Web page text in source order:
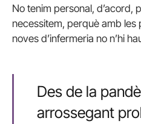
No tenim personal, d’acord,
necessitem, perquè amb les
noves d’infermeria no n’hi
Des de la
arrossegant